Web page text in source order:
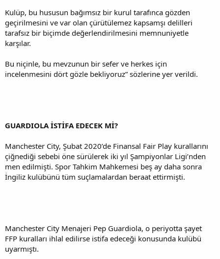
Kulüp, bu hususun bağımsız bir kurul tarafınca gözden
geçirilmesini ve var olan çürütülemez kapsamşı delilleri
tarafsız bir biçimde değerlendirilmesini memnuniyetle
karşılar.
Bu niçinle, bu mevzunun bir sefer ve herkes için
incelenmesini dört gözle bekliyoruz” sözlerine yer verildi.
GUARDIOLA İSTİFA EDECEK Mİ?
Manchester City, Şubat 2020’de Finansal Fair Play kurallarını
çiğnediği sebebi öne sürülerek iki yıl Şampiyonlar Ligi’nden
men edilmişti. Spor Tahkim Mahkemesi beş ay daha sonra
İngiliz kulübünü tüm suçlamalardan beraat ettirmişti.
Manchester City Menajeri Pep Guardiola, o periyotta şayet
FFP kuralları ihlal edilirse istifa edeceği konusunda kulübü
uyarmıştı.